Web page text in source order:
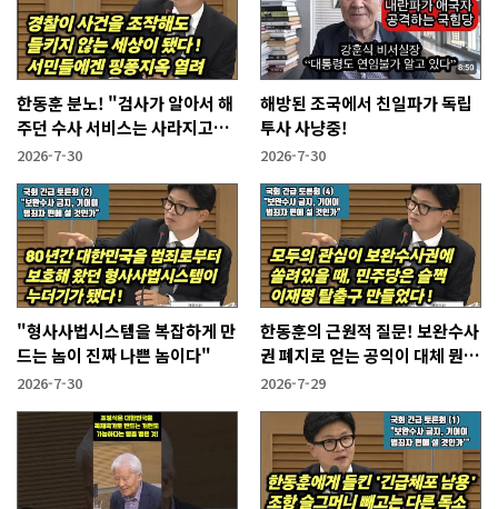
한동훈 분노! "검사가 알아서 해
주던 수사 서비스는 사라지고
'개인이 알아서 하라'는 시대가
2026-7-30
해방된 조국에서 친일파가 독립
투사 사냥중!
2026-7-30
"형사사법시스템을 복잡하게 만
드는 놈이 진짜 나쁜 놈이다"
2026-7-30
한동훈의 근원적 질문! 보완수사
권 폐지로 얻는 공익이 대체 뭔
가?
2026-7-29